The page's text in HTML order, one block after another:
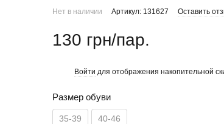
Нет в наличии Артикул: 131627 Оставить
130 грн/пар.
Войти для отображения накопительной
Размер обуви
35-39 40-46